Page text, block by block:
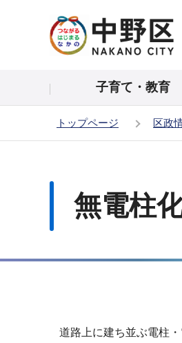
の
頭
子育て・教育
トップページ 区政
無電柱
道路上に建ち並ぶ電柱
ナ